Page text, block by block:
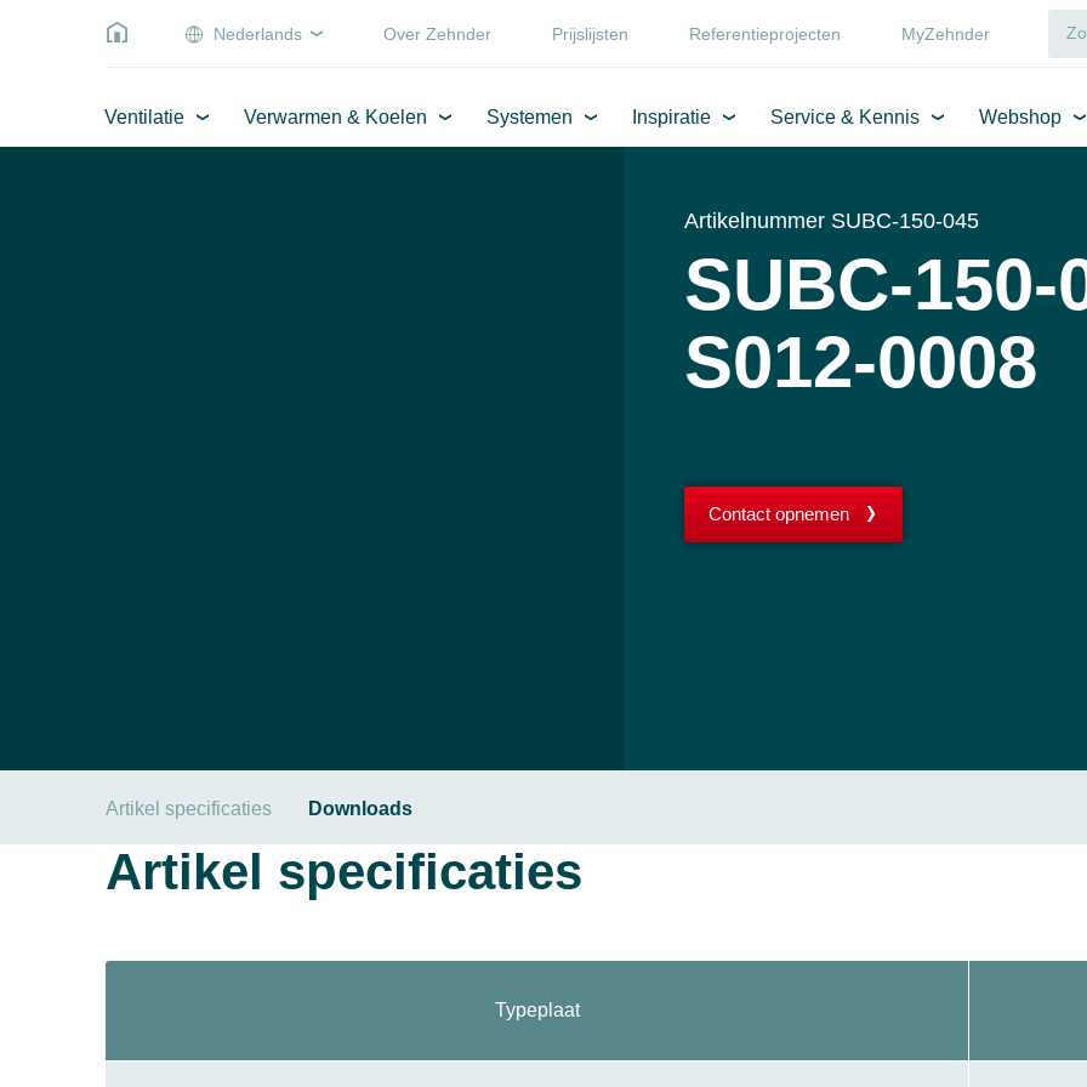
Nederlands Over Zehnder Prijslijsten Referentieprojecten MyZehnder
Ventilatie Verwarmen & Koelen Systemen Inspiratie Service & Kennis Webshop
Artikelnummer SUBC-150-045
SUBC-150-
S012-0008
Contact opnemen
Artikel specificaties Downloads
Artikel specificaties
Typeplaat